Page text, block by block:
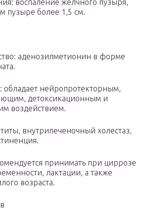
воспаление желчного пузыря,
пузыре более 1,5 см.
аденозилметионин в форме
обладает нейропротекторным,
детоксикационным и
воздействием.
внутрипеченочный холестаз,
принимать при циррозе
лактации, а также
возраста.